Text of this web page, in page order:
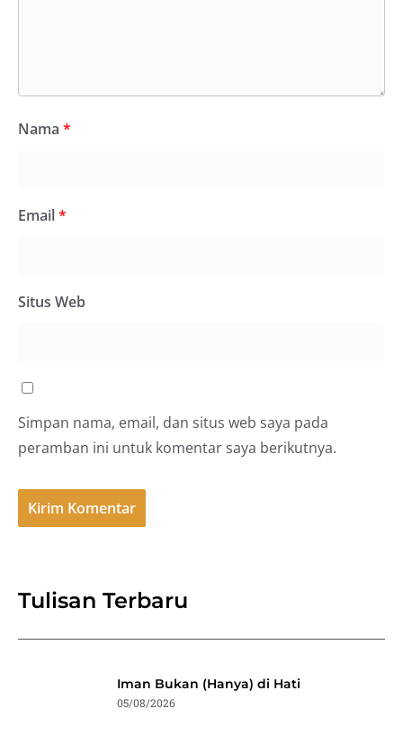
Nama *
Email*
Situs Web
Simpan nama, email, dan situs web saya pada
peramban ini untuk komentar saya berikutnya.
Tulisan Terbaru
Iman Bukan (Hanya) di Hati
05/08/2026